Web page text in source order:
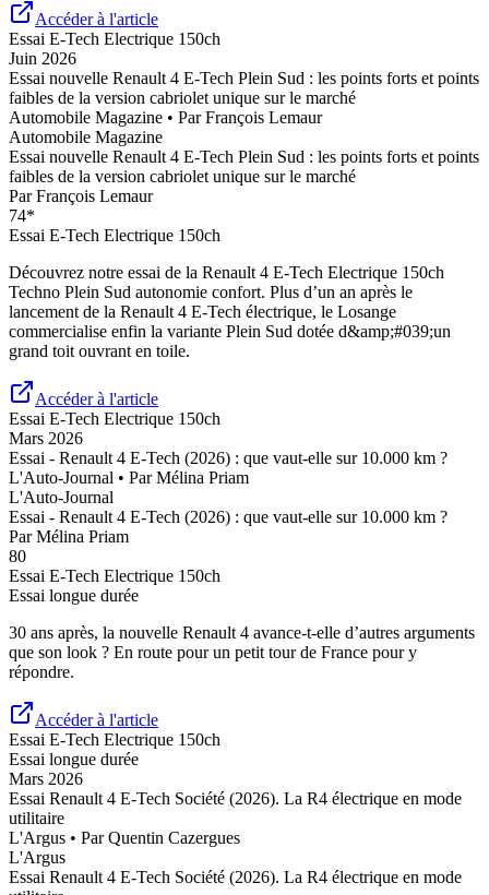
Accéder à l'article
Essai E-Tech Electrique 150ch
Juin 2026
Essai nouvelle Renault 4 E-Tech Plein Sud : les points forts et points
faibles de la version cabriolet unique sur le marché
Automobile Magazine • ParFrançois Lemaur
Automobile Magazine
Essai nouvelle Renault 4 E-Tech Plein Sud : les points forts et points
faibles de la version cabriolet unique sur le marché
ParFrançois Lemaur
74*
Essai E-Tech Electrique 150ch
Découvrez notre essai de la Renault 4 E-Tech Electrique 150ch
Techno Plein Sud autonomie confort. Plus d’un an après le
lancement de la Renault 4 E-Tech électrique, le Losange
commercialise enfin la variante Plein Sud dotée d&amp;#039;un
grand toit ouvrant en toile.
Accéder à l'article
Essai E-Tech Electrique 150ch
Mars 2026
Essai - Renault 4 E-Tech (2026) : que vaut-elle sur 10.000 km ?
L'Auto-Journal • ParMélina Priam
L'Auto-Journal
Essai - Renault 4 E-Tech (2026) : que vaut-elle sur 10.000 km ?
ParMélina Priam
80
Essai E-Tech Electrique 150ch
Essai longue durée
30 ans après, la nouvelle Renault 4 avance-t-elle d’autres arguments
que son look ? En route pour un petit tour de France pour y
répondre.
Accéder à l'article
Essai E-Tech Electrique 150ch
Essai longue durée
Mars 2026
Essai Renault 4 E-Tech Société (2026). La R4 électrique en mode
utilitaire
L'Argus • ParQuentin Cazergues
L'Argus
Essai Renault 4 E-Tech Société (2026). La R4 électrique en mode